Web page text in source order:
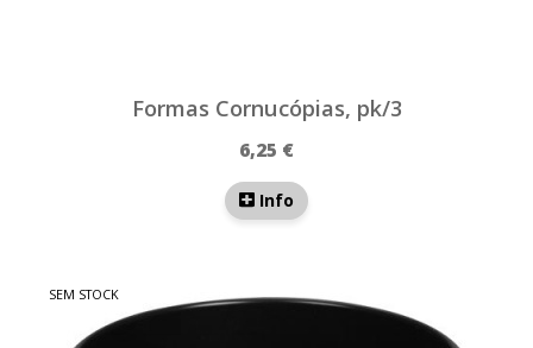
Formas Cornucópias, pk/3
6,25 €
Info
SEM STOCK